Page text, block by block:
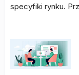
specyfiki rynku.